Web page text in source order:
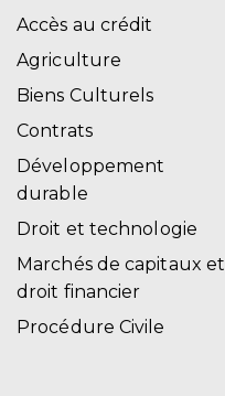
Accès au crédit
Agriculture
Biens Culturels
Contrats
Développement
durable
Droit et technologie
Marchés de capitaux et
droit financier
Procédure Civile